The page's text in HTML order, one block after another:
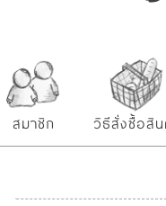
สมาชิก วิธีสั่งซื้อสิ